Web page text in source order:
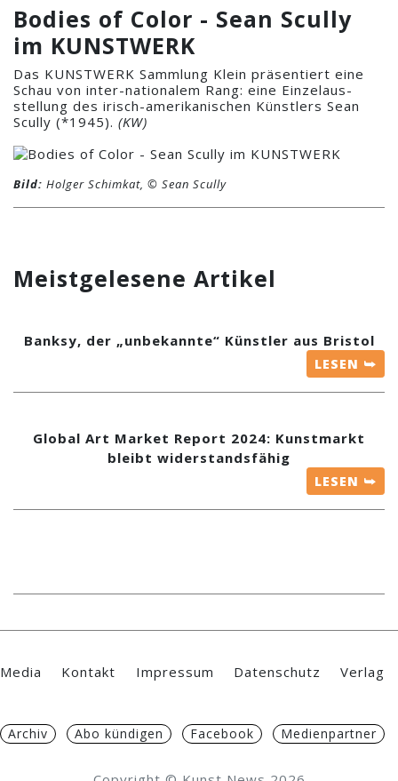
Bodies of Color - Sean Scully
im KUNSTWERK
Das KUNSTWERK Sammlung Klein präsentiert eine
Schau von inter-nationalem Rang: eine Einzelaus-
stellung des irisch-amerikanischen Künstlers Sean
Scully (*1945). (KW)
Bild: Holger Schimkat, © Sean Scully
Meistgelesene Artikel
Banksy, der „unbekannte“ Künstler aus Bristol
LESEN ⮩
Global Art Market Report 2024: Kunstmarkt
bleibt widerstandsfähig
LESEN ⮩
Media Kontakt Impressum Datenschutz Verlag
Archiv Abo kündigen Facebook Medienpartner